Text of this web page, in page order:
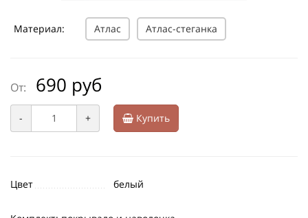
Материал: Атлас Атлас-стеганка
От: 690 руб
- + Купить
Цвет белый